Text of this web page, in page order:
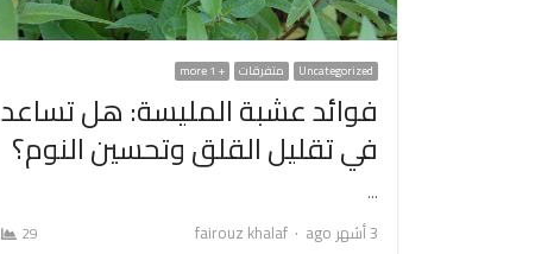
Uncategorized متفرقات + 1 more
فوائد عشبة المليسة: هل تساعد
في تقليل القلق وتحسين النوم؟
…
3 أشهر ago
Author
fairouz khalaf
29